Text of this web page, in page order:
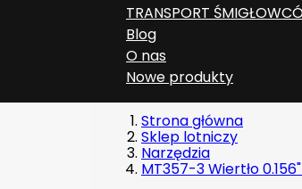
TRANSPORT
Blog
O nas
Nowe produkty
Strona główna
Sklep lotniczy
Narzędzia
MT357-3 Wiertło